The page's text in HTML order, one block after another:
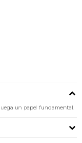
un papel fundamental.